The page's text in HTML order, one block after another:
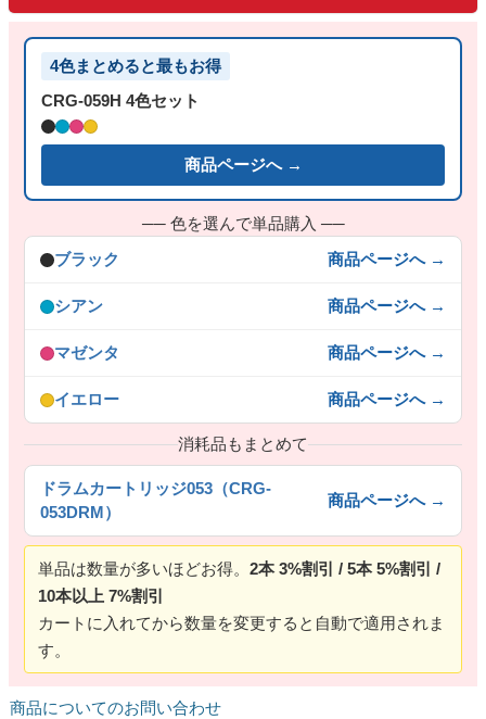
4色まとめると最もお得
CRG-059H 4色セット
商品ページへ →
── 色を選んで単品購入 ──
ブラック
商品ページへ →
シアン 商品ページへ →
マゼンタ 商品ページへ →
イエロー 商品ページへ →
消耗品もまとめて
ドラムカートリッジ053（CRG-
053DRM）
商品ページへ →
単品は数量が多いほどお得。 2本 3%割引 / 5本 5%割引 /
10本以上 7%割引
カートに入れてから数量を変更すると自動で適用されま
す。
商品についてのお問い合わせ